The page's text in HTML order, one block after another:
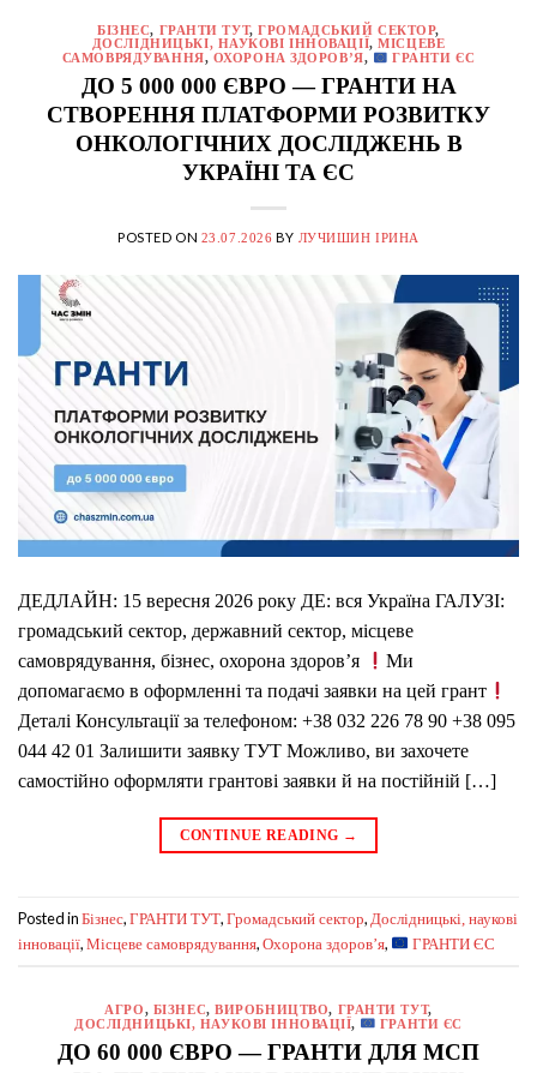
БІЗНЕС, ГРАНТИ ТУТ,ГРОМАДСЬКИЙ СЕКТОР,
ДОСЛІДНИЦЬКІ, НАУКОВІ ІННОВАЦІЇ,МІСЦЕВЕ
САМОВРЯДУВАННЯ, ОХОРОНА ЗДОРОВ’Я, ГРАНТИ ЄС
ДО 5 000 000 ЄВРО — ГРАНТИ НА
СТВОРЕННЯ ПЛАТФОРМИ РОЗВИТКУ
ОНКОЛОГІЧНИХ ДОСЛІДЖЕНЬ В
УКРАЇНІ ТА ЄС
POSTED ON 23.07.2026 BY ЛУЧИШИН ІРИНА
ДЕДЛАЙН: 15 вересня 2026 року ДЕ: вся Україна ГАЛУЗІ:
громадський сектор, державний сектор, місцеве
самоврядування, бізнес, охорона здоров’я
Ми
допомагаємо в оформленні та подачі заявки на цей грант
Деталі Консультації за телефоном: +38 032 226 78 90 +38 095
044 42 01 Залишити заявку ТУТ Можливо, ви захочете
самостійно оформляти грантові заявки й на постійній […]
CONTINUE READING →
Posted in Бізнес, ГРАНТИ ТУТ, Громадський сектор, Дослідницькі, наукові
інновації, Місцеве самоврядування, Охорона здоров’я, ГРАНТИ ЄС
АГРО, БІЗНЕС,ВИРОБНИЦТВО, ГРАНТИ ТУТ,
ДОСЛІДНИЦЬКІ, НАУКОВІ ІННОВАЦІЇ, ГРАНТИ ЄС
ДО 60 000 ЄВРО — ГРАНТИ ДЛЯ МСП